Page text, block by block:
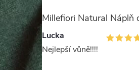
Lucka
Nejlepší vůně!!!!